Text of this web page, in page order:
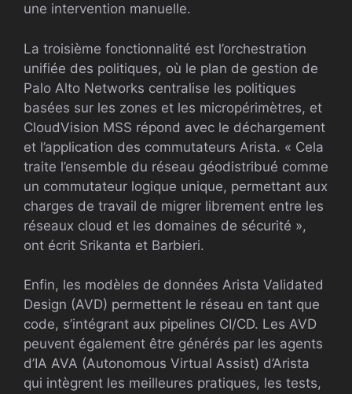
une intervention manuelle.
La troisième fonctionnalité est l’orchestration
unifiée des politiques, où le plan de gestion de
Palo Alto Networks centralise les politiques
basées sur les zones et les micropérimètres, et
CloudVision MSS répond avec le déchargement
et l’application des commutateurs Arista. « Cela
traite l’ensemble du réseau géodistribué comme
un commutateur logique unique, permettant aux
charges de travail de migrer librement entre les
réseaux cloud et les domaines de sécurité »,
ont écrit Srikanta et Barbieri.
Enfin, les modèles de données Arista Validated
Design (AVD) permettent le réseau en tant que
code, s’intégrant aux pipelines CI/CD. Les AVD
peuvent également être générés par les agents
d’IA AVA (Autonomous Virtual Assist) d’Arista
qui intègrent les meilleures pratiques, les tests,